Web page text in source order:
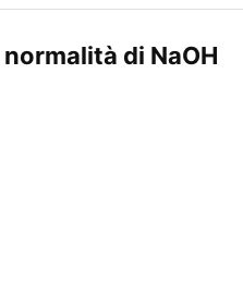
di NaOH